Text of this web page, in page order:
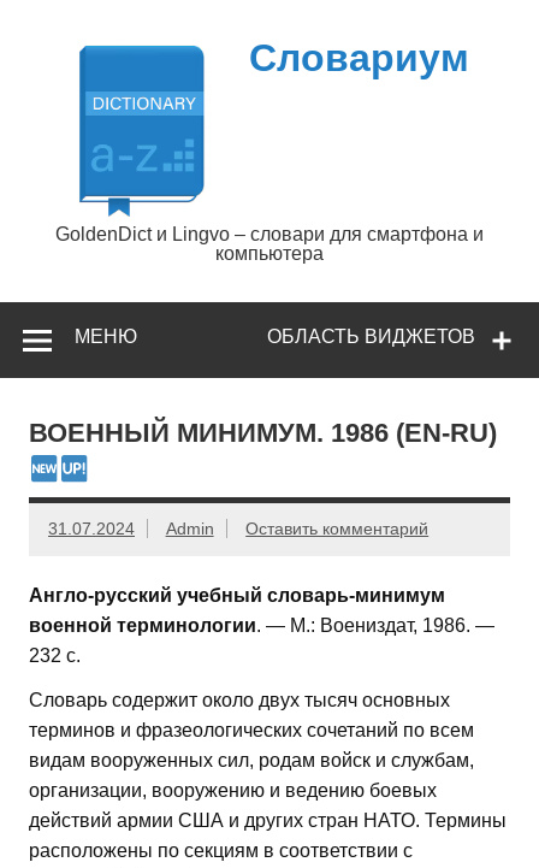
содержимому
Словариум
GoldenDict и Lingvo – словари для смартфона и
компьютера
ОБЛАСТЬ ВИДЖЕТОВ
МЕНЮ
ВОЕННЫЙ МИНИМУМ. 1986 (EN-RU)
31.07.2024 Admin Оставить комментарий
Англо-русский учебный словарь-минимум
военной терминологии. — М.: Воениздат, 1986. —
232 с.
Словарь содержит около двух тысяч основных
терминов и фразеологических сочетаний по всем
видам вооруженных сил, родам войск и службам,
организации, вооружению и ведению боевых
действий армии США и других стран НАТО. Термины
расположены по секциям в соответствии с